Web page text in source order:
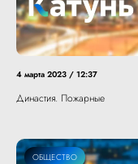
4 марта 2023 / 12:37
Династия. Пожарные
ОБЩЕСТВО